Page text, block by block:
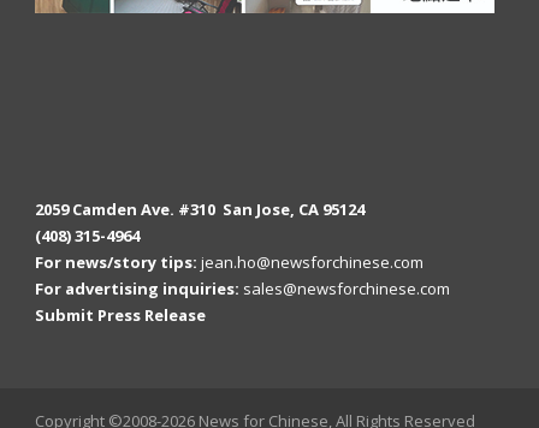
2059 Camden Ave. #310 San Jose, CA 95124
(408) 315-4964
For news/story tips: jean.ho@newsforchinese.com
For advertising inquiries: sales@newsforchinese.com
Submit Press Release
Copyright ©2008-2026 News for Chinese, All Rights Reserved